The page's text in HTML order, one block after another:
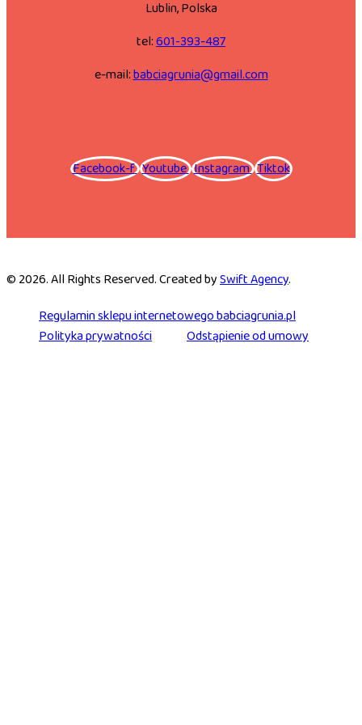
Lublin, Polska
tel:601-393-487
e-mail:babciagrunia@gmail.com
Facebook-f Youtube Instagram Tiktok
© 2026. All Rights Reserved. Created bySwift Agency.
Regulamin sklepu internetowego babciagrunia.pl
Polityka prywatności
Odstąpienie od umowy